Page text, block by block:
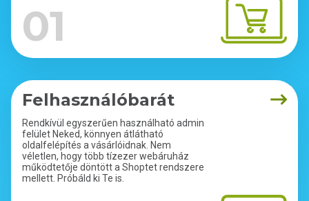
01
Felhasználóbarát
Rendkívül egyszerűen használható admin
felület Neked, könnyen átlátható
oldalfelépítés a vásárlóidnak. Nem
véletlen, hogy több tízezer webáruház
működtetője döntött a Shoptet rendszere
mellett. Próbáld ki Te is.